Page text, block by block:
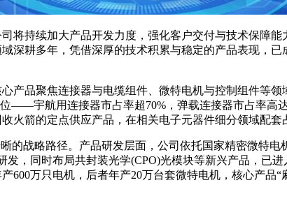
持续加大产品开发力度，强化客户交付与技术保障能
深耕多年，凭借深厚的技术积累与稳定的产品表现，
品聚焦连接器与电缆组件、微特电机与控制组件等领
——宇航用连接器市占率超70%，弹载连接器市占率高
箭的定点供应产品，在相关电子元器件细分领域配套
战略路径。产品研发层面，公司依托国家精密微特电
，同时布局共封装光学(CPO)光模块等新兴产品，已
万只电机，后者年产20万台套微特电机，核心产品